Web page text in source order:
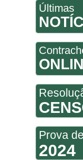
Últimas
Prova
2024